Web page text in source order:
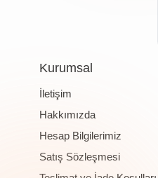
Kurumsal
İletişim
Hakkımızda
Hesap Bilgilerimiz
Satış Sözleşmesi